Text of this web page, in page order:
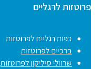
פרוטזות לרגליים
כפות רגליים לפרוטזות
ברכיים לפרוטזות
שרוולי סיליקון לפרוטזות